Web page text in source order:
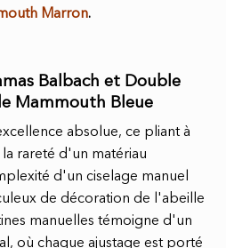
Balbach et Double
Mammouth Bleue
absolue, ce pliant à
rareté d'un matériau
d'un ciselage manuel
de décoration de l'abeille
manuelles témoigne d'un
où chaque ajustage est porté
Marron.